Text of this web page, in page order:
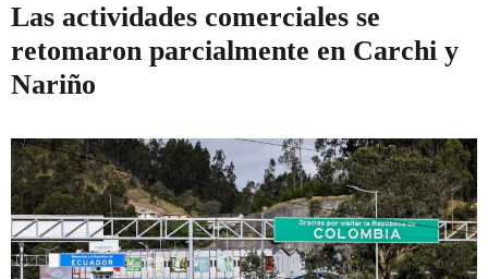
Las actividades comerciales se
retomaron parcialmente en Carchi y
Nariño